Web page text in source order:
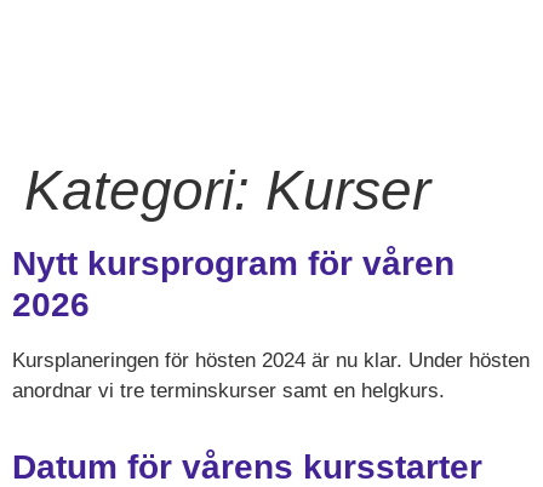
Kategori: Kurser
Nytt kursprogram för våren
2026
Kursplaneringen för hösten 2024 är nu klar. Under hösten
anordnar vi tre terminskurser samt en helgkurs.
Datum för vårens kursstarter